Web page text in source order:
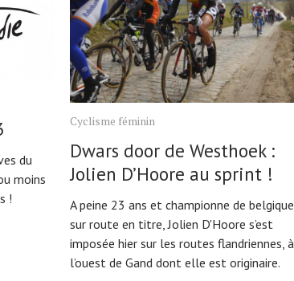
du
moins
!
Cyclisme féminin
Dwars door de Westhoek :
Jolien D’Hoore au sprint !
A peine 23 ans et championne de belgique
sur route en titre, Jolien D'Hoore s’est
imposée hier sur les routes flandriennes, à
l’ouest de Gand dont elle est originaire.